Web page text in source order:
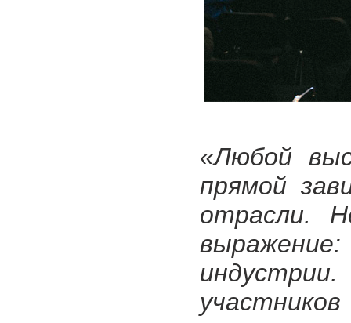
«Любой
прямой
отрасли.